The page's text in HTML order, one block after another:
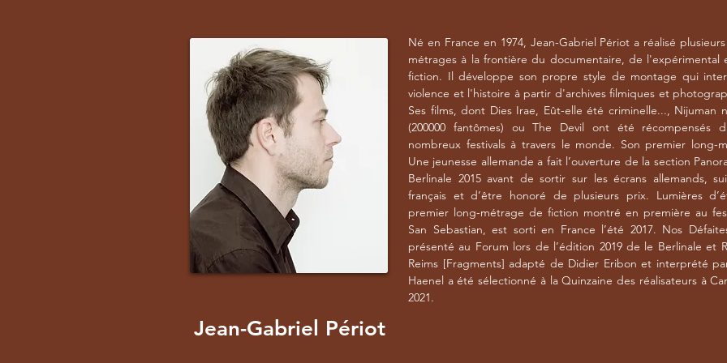
Jean-Gabriel Périot
Né en France en 1974, Jean-Gabriel Périot a réalisé
métrages à la frontière du documentaire, de l'expérimental
fiction. Il développe son propre style de montage qui
violence et l'histoire à partir d'archives filmiques et
Ses films, dont Dies Irae, Eût-elle été criminelle..., Nijuman
(200000 fantômes) ou The Devil ont été récompensés
nombreux festivals à travers le monde. Son premier long-
Une jeunesse allemande a fait l’ouverture de la section
Berlinale 2015 avant de sortir sur les écrans allemands,
français et d’être honoré de plusieurs prix. Lumières
premier long-métrage de fiction montré en première au
San Sebastian, est sorti en France l’été 2017. Nos
présenté au Forum lors de l’édition 2019 de le Berlinale et
Reims [Fragments] adapté de Didier Eribon et interprété
Haenel a été sélectionné à la Quinzaine des réalisateurs à
2021.